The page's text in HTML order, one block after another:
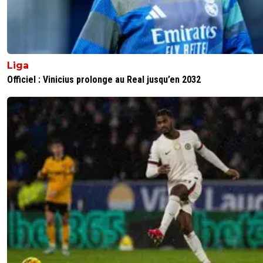
Liga
Officiel : Vinicius prolonge au Real jusqu’en 2032